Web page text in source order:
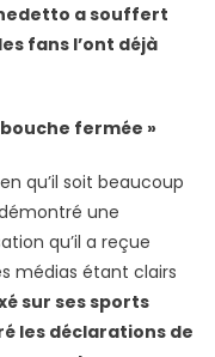
a souffert
fans l’ont déjà
fermée »
qu’il soit beaucoup
une
qu’il a reçue
médias étant clairs
sur ses sports
les déclarations de